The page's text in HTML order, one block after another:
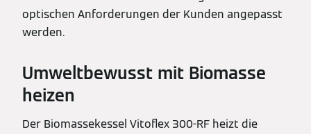
optischen Anforderungen der Kunden angepasst
werden.
Umweltbewusst mit Biomasse
heizen
Der Biomassekessel Vitoflex 300-RF heizt die